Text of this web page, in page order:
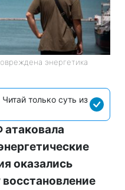
энергетика
только суть из
атаковала
оказались